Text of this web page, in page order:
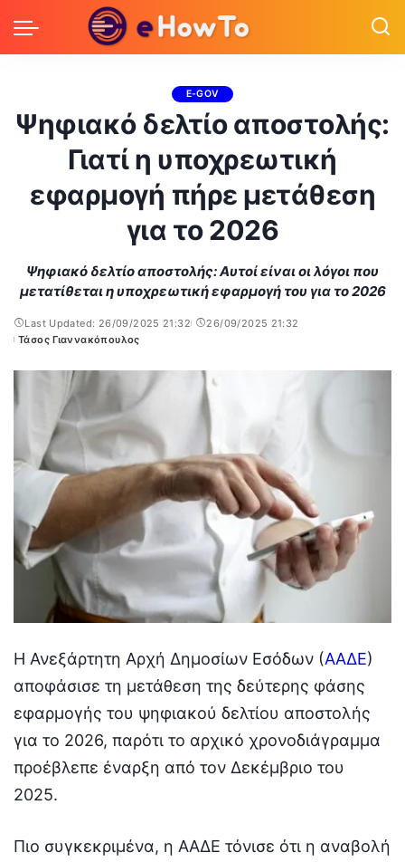
E-GOV
Ψηφιακό δελτίο αποστολής:
Γιατί η υποχρεωτική
εφαρμογή πήρε μετάθεση
για το 2026
Ψηφιακό δελτίο αποστολής: Αυτοί είναι οι λόγοι που
μετατίθεται η υποχρεωτική εφαρμογή του για το 2026
Last Updated: 26/09/2025 21:32
26/09/2025 21:32
Posted
Τάσος Γιαννακόπουλος
Η Ανεξάρτητη Αρχή Δημοσίων Εσόδων (ΑΑΔΕ)
αποφάσισε τη μετάθεση της δεύτερης φάσης
εφαρμογής του ψηφιακού δελτίου αποστολής
για το 2026, παρότι το αρχικό χρονοδιάγραμμα
προέβλεπε έναρξη από τον Δεκέμβριο του
2025.
Πιο συγκεκριμένα, η ΑΑΔΕ τόνισε ότι η αναβολή